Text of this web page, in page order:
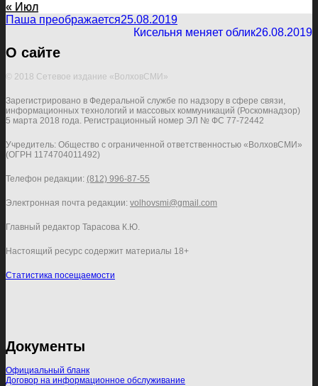
« Июл
Паша преображается25.08.2019
Кисельня меняет облик26.08.2019
О сайте
© 2018 Сетевое издание «ВолховСМИ»
Зарегистрировано в Федеральной службе по надзору в сфере связи,
информационных технологий и массовых коммуникаций (Роскомнадзор)
5 марта 2018 года. Регистрационный номер ЭЛ № ФС 77-72442
Учредитель: Общество с ограниченной ответственностью «ВолховСМИ»
(ОГРН 1174704011492)
Телефон редакции: (812) 996-87-55
Электронная почта редакции: volhovsmi@gmail.com
Главный редактор Тарасова К.Ю.
Настоящий ресурс содержит материалы 18+
Статистика посещаемости
Документы
Официальный бланк
Договор на информационное обслуживание